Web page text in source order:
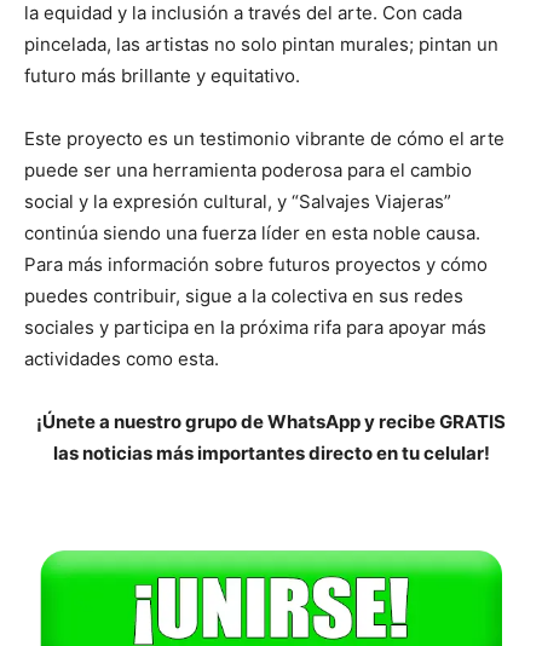
la equidad y la inclusión a través del arte. Con cada
pincelada, las artistas no solo pintan murales; pintan un
futuro más brillante y equitativo.
Este proyecto es un testimonio vibrante de cómo el arte
puede ser una herramienta poderosa para el cambio
social y la expresión cultural, y “Salvajes Viajeras”
continúa siendo una fuerza líder en esta noble causa.
Para más información sobre futuros proyectos y cómo
puedes contribuir, sigue a la colectiva en sus redes
sociales y participa en la próxima rifa para apoyar más
actividades como esta.
¡Únete a nuestro grupo de WhatsApp y recibe GRATIS
las noticias más importantes directo en tu celular!